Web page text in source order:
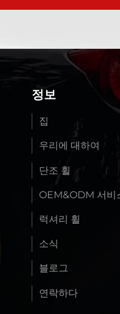
정보
집
우리에 대하여
단조 휠
OEM&ODM 서비
럭셔리 휠
소식
블로그
연락하다